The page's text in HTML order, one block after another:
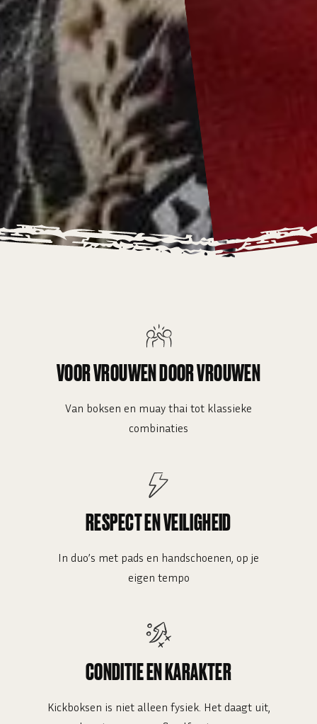
VOOR VROUWEN DOOR VROUWEN
Van boksen en muay thai tot klassieke
combinaties
RESPECT EN VEILIGHEID
In duo’s met pads en handschoenen, op je
eigen tempo
CONDITIE EN KARAKTER
Kickboksen is niet alleen fysiek. Het daagt uit,